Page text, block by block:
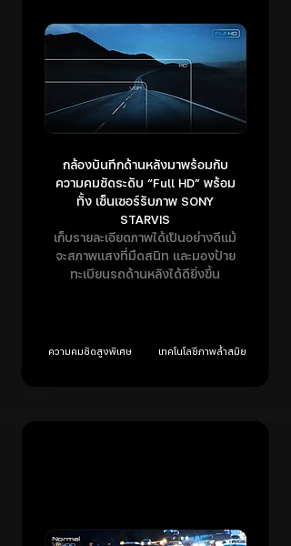
กล้องบันทึกด้านหลังมาพร้อมกับ
ความคมชัดระดับ “Full HD” พร้อม
ทั้ง เซ็นเซอร์รับภาพ SONY
STARVIS
เก็บรายละเอียดภาพได้เป็นอย่างดีแม้
จะสภาพแสงที่มืดสนิท และมองป้าย
ทะเบียนรถด้านหลังได้ดียิ่งขึ้น
ความคมชัดสูงพิเศษ เทคโนโลยีภาพล้ำสมัย